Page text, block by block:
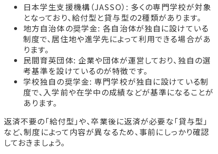
日本学生支援機構（JASSO）: 多くの専門学校が対象
となっており、給付型と貸与型の2種類があります。
地方自治体の奨学金: 各自治体が独自に設けている
制度で、居住地や進学先によって利用できる場合があ
ります。
民間育英団体: 企業や団体が運営しており、独自の選
考基準を設けているのが特徴です。
学校独自の奨学金: 専門学校が独自に設けている制
度で、入学前や在学中の成績などが基準になることが
あります。
返済不要の「給付型」や、卒業後に返済が必要な「貸与型」
など、制度によって内容が異なるため、事前にしっかり確認
しておきましょう。